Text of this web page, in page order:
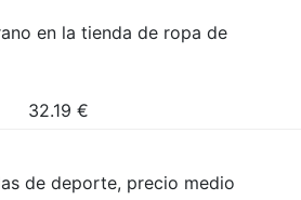
en la tienda de ropa de
32.19 €
de deporte, precio medio